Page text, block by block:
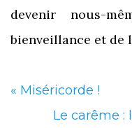
devenir nous-
bienveillance et de
« Miséricorde !
Le carême :